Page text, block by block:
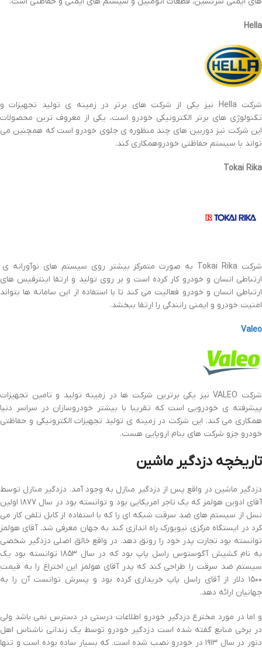
Hella
شرکت Hella نیز یکی از شرکت های برتر در زمینه ی تولید تجهیزات و
تکنولوژی های برتر الکترونیکی خودرو است، یکی از معروف ترین محصولات
این شرکت نیز دوربین های چند منظوره ی جلوی خودرو است که همچنین می
تواند با سیستم حفاظتی خودروهمکاری کند.
Tokai Rika
شرکت Tokai Rika به صورت متمرکز بیشتر روی سیستم های نوآورانه ی
ارتباطی انسان و خودرو کار کرده است و بر روی تولید و ارتقا اینترفیس های
ارتباطی انسان و خودرو فعالیت می کند تا با استفاده از این سامانه ها بتواند
امنیت خودرو و ایمنی رانندگی را ارتقا ببخشد.
Valeo
شرکت VALEO نیز یکی برترین شرکت ها در زمینه تولید و تامین تجهیزات
پیشرفته ی خودرویی است که تقریبا با بیشتر خودروسازان در سراسر دنیا
همکاری می کند. این شرکت در زمینه ی تولید تجهیزات الکترونیکی و حفاظتی
خودرو جزو شرکت های بنام اروپایی هست.
تاریخچه دزدگیر ماشین
دزدگیر ماشین در واقع پس از دزدگیر منازل به وجود آمد. دزدگیر منازل توسط
آقای ادوین هولمز که یک تاجر امریکایی بود و توانسته بود در سال ۱۸۷۷ اولین
نسل از سیستم های ضد سرقت شبکه ای را که با استفاده از کابل تلفن کار می
کرد در ایستگاه مرکزی نیویورک راه اندازی کند به جهان معرفی شد. آقای هولمز
توانسته بود تجارت پدر خود را رونق دهد. در واقع خالق اصلی دزدگیر شخصی
به نام کشیش آگوستوس راسل پاپ بود که در سال ۱۸۵۳ توانسته بود یک
سیستم ضد سرقت را طراحی کند که پدر آقای هولمز این اختراغ را به قیمت
۱۵۰۰ دلار از آقای راسل پاپ خریداری کرده بود و پسرش توانست آن را به
جهانیان ارائه دهد.
و اما در مورد مخترع دزدگیر خودرو اطلاعات درستی در دسترس نمی باشد ولی
در برخی منابع گفته شده است دزدگیر خودرو توسط یک زندانی ناشناس اهل
دنور در سال ۱۹۱۳ در خودرو نصب شده است. که بسیار ساده بوده است و تنها